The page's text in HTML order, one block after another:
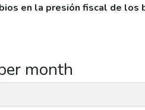
en la presión fiscal de
month